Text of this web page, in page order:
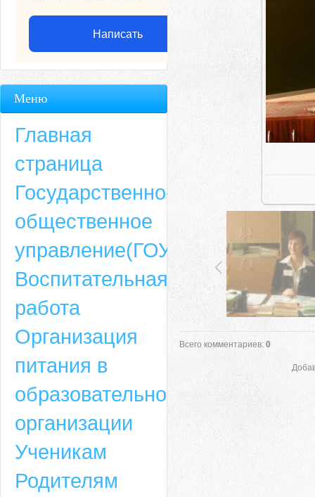
Адрес
659635, Алтайский край, Алтайский район, село Ая, ул. Школьная 11.
6-49, электронный адрес: aja_70@mail.ru
Всего комментариев: 0
Написать
Меню
Главная
страница
Государственно-
общественное
управление(ГОУ)
Воспитательная
работа
Организация
питания в
образовательной
организации
Ученикам
Родителям